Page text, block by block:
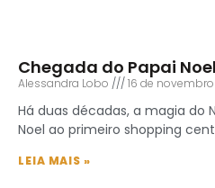
Chegada do Papai
Alessandra Lobo 16 de novembro
Há duas décadas, a magia do
Noel ao primeiro shopping
LEIA MAIS »